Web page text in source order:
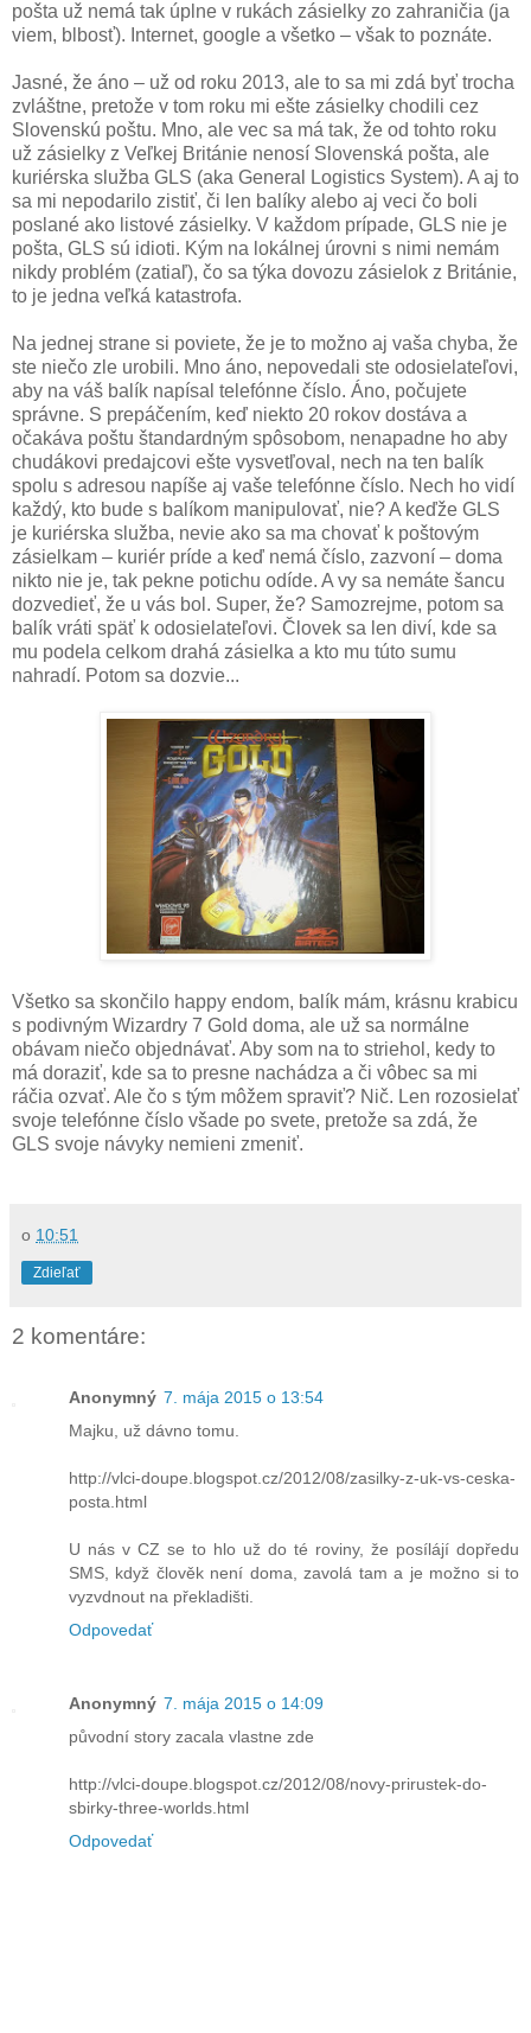
pošta už nemá tak úplne v rukách zásielky zo zahraničia (ja
viem, blbosť). Internet, google a všetko – však to poznáte.
Jasné, že áno – už od roku 2013, ale to sa mi zdá byť trocha
zvláštne, pretože v tom roku mi ešte zásielky chodili cez
Slovenskú poštu. Mno, ale vec sa má tak, že od tohto roku
už zásielky z Veľkej Británie nenosí Slovenská pošta, ale
kuriérska služba GLS (aka General Logistics System). A aj to
sa mi nepodarilo zistiť, či len balíky alebo aj veci čo boli
poslané ako listové zásielky. V každom prípade, GLS nie je
pošta, GLS sú idioti. Kým na lokálnej úrovni s nimi nemám
nikdy problém (zatiaľ), čo sa týka dovozu zásielok z Británie,
to je jedna veľká katastrofa.
Na jednej strane si poviete, že je to možno aj vaša chyba, že
ste niečo zle urobili. Mno áno, nepovedali ste odosielateľovi,
aby na váš balík napísal telefónne číslo. Áno, počujete
správne. S prepáčením, keď niekto 20 rokov dostáva a
očakáva poštu štandardným spôsobom, nenapadne ho aby
chudákovi predajcovi ešte vysvetľoval, nech na ten balík
spolu s adresou napíše aj vaše telefónne číslo. Nech ho vidí
každý, kto bude s balíkom manipulovať, nie? A keďže GLS
je kuriérska služba, nevie ako sa ma chovať k poštovým
zásielkam – kuriér príde a keď nemá číslo, zazvoní – doma
nikto nie je, tak pekne potichu odíde. A vy sa nemáte šancu
dozvedieť, že u vás bol. Super, že? Samozrejme, potom sa
balík vráti späť k odosielateľovi. Človek sa len diví, kde sa
mu podela celkom drahá zásielka a kto mu túto sumu
nahradí. Potom sa dozvie...
Všetko sa skončilo happy endom, balík mám, krásnu krabicu
s podivným Wizardry 7 Gold doma, ale už sa normálne
obávam niečo objednávať. Aby som na to striehol, kedy to
má doraziť, kde sa to presne nachádza a či vôbec sa mi
ráčia ozvať. Ale čo s tým môžem spraviť? Nič. Len rozosielať
svoje telefónne číslo všade po svete, pretože sa zdá, že
GLS svoje návyky nemieni zmeniť.
o 10:51
Zdieľať
2 komentáre:
Anonymný 7. mája 2015 o 13:54
Majku, už dávno tomu.
http://vlci-doupe.blogspot.cz/2012/08/zasilky-z-uk-vs-ceska-
posta.html
U nás v CZ se to hlo už do té roviny, že posílájí dopředu
SMS, když člověk není doma, zavolá tam a je možno si to
vyzvdnout na překladišti.
Odpovedať
Anonymný 7. mája 2015 o 14:09
původní story zacala vlastne zde
http://vlci-doupe.blogspot.cz/2012/08/novy-prirustek-do-
sbirky-three-worlds.html
Odpovedať